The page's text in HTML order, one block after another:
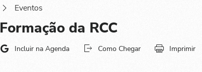
Eventos
Formação da RCC
Incluir na Agenda Como Chegar Imprimir